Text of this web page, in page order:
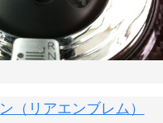
（リアエンブレム）